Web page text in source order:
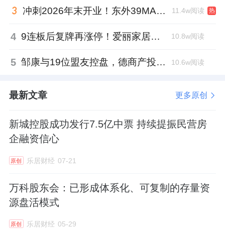
冲刺2026年末开业！东外39MALL全球招商启幕，重构东直门商圈格局 11.4w阅读 热
4 9连板后复牌再涨停！爱丽家居市盈率318倍，跨界收购案尚未落地 10.8w阅读
5 邹康与19位盟友控盘，德商产投服务散户绝迹 10.6w阅读
最新文章 更多原创
新城控股成功发行7.5亿中票 持续提振民营房
企融资信心
原创 乐居财经 07-21
万科股东会：已形成体系化、可复制的存量资
源盘活模式
原创 乐居财经 05-29